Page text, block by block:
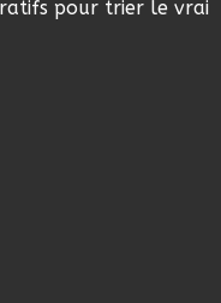
pour trier le vrai